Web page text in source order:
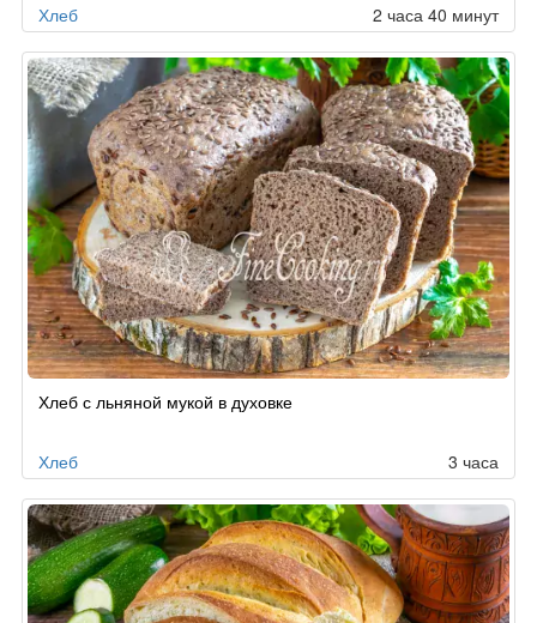
Хлеб 2 часа 40 минут
Хлеб с льняной мукой в духовке
Хлеб 3 часа